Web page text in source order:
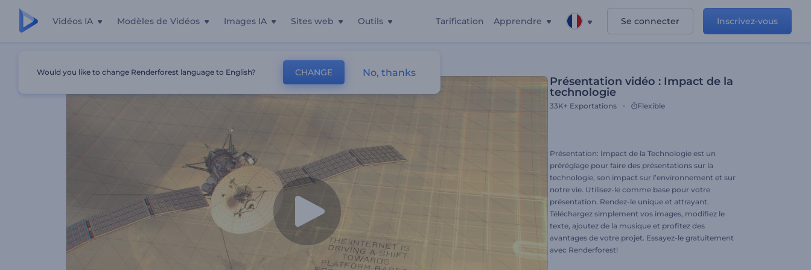
Vidéos IA Modèles de Vidéos Images IA Sites web Outils Tarification Apprendre Se connecter Inscrivez-vous
Présentation Vidéo : Impact De La Technologie
Présentation vidéo : Impact de la
technologie
33K+ Exportations Flexible
Présentation: Impact de la Technologie est un
préréglage pour faire des présentations sur la
technologie, son impact sur l’environnement et sur
notre vie. Utilisez-le comme base pour votre
présentation. Rendez-le unique et attrayant.
Téléchargez simplement vos images, modifiez le
texte, ajoutez de la musique et profitez des
avantages de votre projet. Essayez-le gratuitement
avec Renderforest!
Would you like to change Renderforest language to English? CHANGE No, thanks